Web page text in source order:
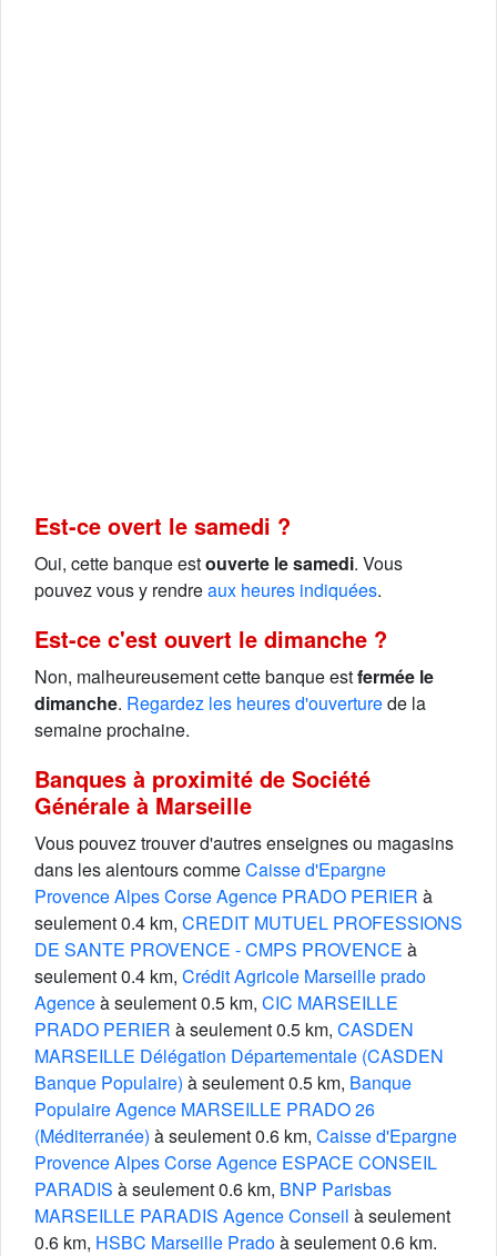
Est-ce overt le samedi ?
Oui, cette banque estouverte le samedi. Vous
pouvez vous y rendreaux heures indiquées.
Est-ce c'est ouvert le dimanche ?
Non, malheureusement cette banque estfermée le
dimanche. Regardez les heures d'ouverturede la
semaine prochaine.
Banques à proximité de Société
Générale à Marseille
Vous pouvez trouver d'autres enseignes ou magasins
dans les alentours commeCaisse d'Epargne
Provence Alpes Corse Agence PRADO PERIER à
seulement 0.4 km, CREDIT MUTUEL PROFESSIONS
DE SANTE PROVENCE - CMPS PROVENCE à
seulement 0.4 km, Crédit Agricole Marseille prado
Agenceà seulement 0.5 km, CIC MARSEILLE
PRADO PERIER à seulement 0.5 km, CASDEN
MARSEILLE Délégation Départementale (CASDEN
Banque Populaire) à seulement 0.5 km, Banque
Populaire Agence MARSEILLE PRADO 26
(Méditerranée) à seulement 0.6 km, Caisse d'Epargne
Provence Alpes Corse Agence ESPACE CONSEIL
PARADIS à seulement 0.6 km, BNP Parisbas
MARSEILLE PARADIS Agence Conseil à seulement
0.6 km, HSBC Marseille Pradoà seulement 0.6 km.